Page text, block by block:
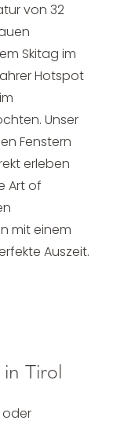
von 32
Skitag im
Hotspot
Unser
Fenstern
erleben
Art of
mit einem
Auszeit.
Tirol
oder